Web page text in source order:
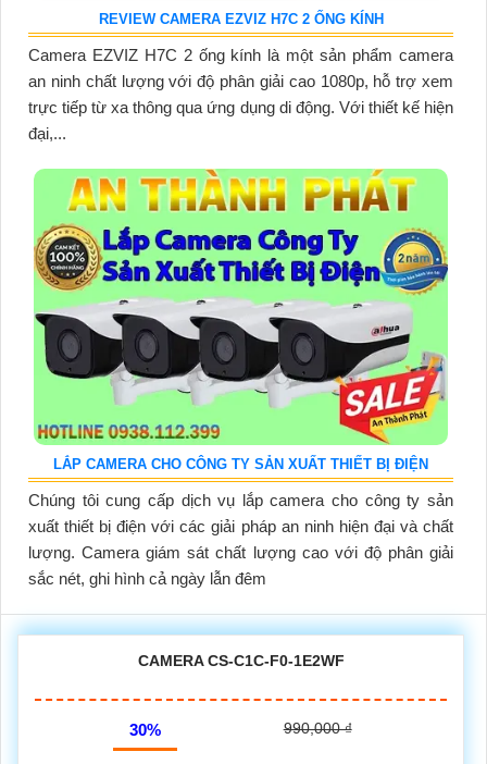
REVIEW CAMERA EZVIZ H7C 2 ỐNG KÍNH
Camera EZVIZ H7C 2 ống kính là một sản phẩm camera
an ninh chất lượng với độ phân giải cao 1080p, hỗ trợ xem
trực tiếp từ xa thông qua ứng dụng di động. Với thiết kế hiện
đại,...
LẮP CAMERA CHO CÔNG TY SẢN XUẤT THIẾT BỊ ĐIỆN
Chúng tôi cung cấp dịch vụ lắp camera cho công ty sản
xuất thiết bị điện với các giải pháp an ninh hiện đại và chất
lượng. Camera giám sát chất lượng cao với độ phân giải
sắc nét, ghi hình cả ngày lẫn đêm
CAMERA CS-C1C-F0-1E2WF
30% 990,000 ₫